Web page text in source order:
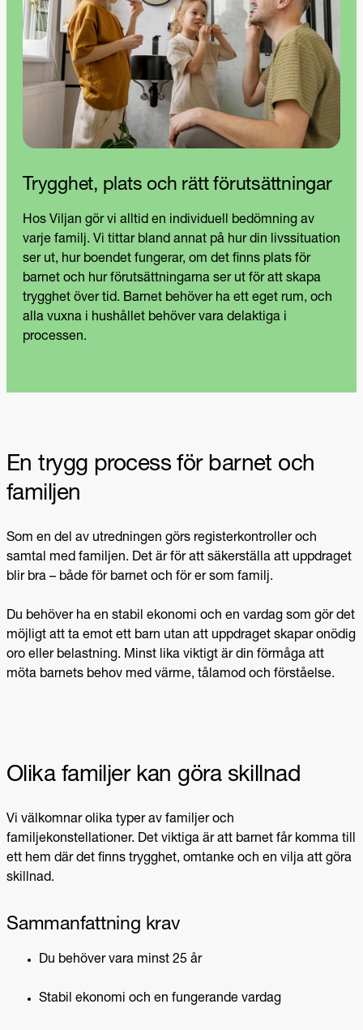
Trygghet, plats och rätt förutsättningar
Hos Viljan gör vi alltid en individuell bedömning av
varje familj. Vi tittar bland annat på hur din livssituation
ser ut, hur boendet fungerar, om det finns plats för
barnet och hur förutsättningarna ser ut för att skapa
trygghet över tid. Barnet behöver ha ett eget rum, och
alla vuxna i hushållet behöver vara delaktiga i
processen.
En trygg process för barnet och
familjen
Som en del av utredningen görs registerkontroller och
samtal med familjen. Det är för att säkerställa att uppdraget
blir bra – både för barnet och för er som familj.
Du behöver ha en stabil ekonomi och en vardag som gör det
möjligt att ta emot ett barn utan att uppdraget skapar onödig
oro eller belastning. Minst lika viktigt är din förmåga att
möta barnets behov med värme, tålamod och förståelse.
Olika familjer kan göra skillnad
Vi välkomnar olika typer av familjer och
familjekonstellationer. Det viktiga är att barnet får komma till
ett hem där det finns trygghet, omtanke och en vilja att göra
skillnad.
Sammanfattning krav
Du behöver vara minst 25 år
Stabil ekonomi och en fungerande vardag